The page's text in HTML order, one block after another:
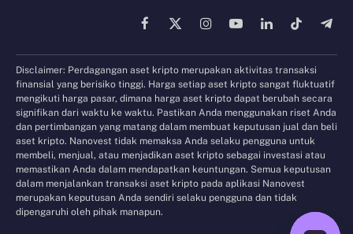
Facebook
X
InstagramYouTubeLinkedInTikTok
Disclaimer: Perdagangan aset kripto merupakan aktivitas transaksi
finansial yang berisiko tinggi. Harga setiap aset kripto sangat fluktuatif
mengikuti harga pasar, dimana harga aset kripto dapat berubah secara
signifikan dari waktu ke waktu. Pastikan Anda menggunakan riset Anda
dan pertimbangan yang matang dalam membuat keputusan jual dan beli
aset kripto. Nanovest tidak memaksa Anda selaku pengguna untuk
membeli, menjual, atau menjadikan aset kripto sebagai investasi atau
memastikan Anda dalam mendapatkan keuntungan. Semua keputusan
dalam menjalankan transaksi aset kripto pada aplikasi Nanovest
merupakan keputusan Anda sendiri selaku pengguna dan tidak
dipengaruhi oleh pihak manapun.